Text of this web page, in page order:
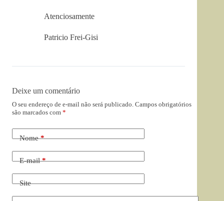
Atenciosamente
Patricio Frei-Gisi
Deixe um comentário
O seu endereço de e-mail não será publicado. Campos obrigatórios
são marcados com *
Nome*
E-mail*
Site